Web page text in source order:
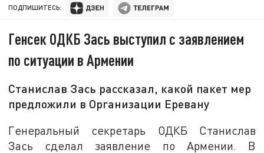
ПОДПИШИТЕСЬ:
Генсек ОДКБ Зась выступил с заявлением
по ситуации в Армении
Станислав Зась рассказал, какой пакет мер
предложили в Организации Еревану
Генеральный секретарь ОДКБ Станислав
Зась сделал заявление по Армении. В